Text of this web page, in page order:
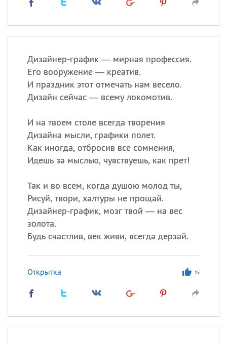
Дизайнер-график — мирная профессия.
Его вооружение — креатив.
И праздник этот отмечать нам весело.
Дизайн сейчас — всему локомотив.
И на твоем столе всегда творения
Дизайна мысли, графики полет.
Как иногда, отбросив все сомнения,
Идешь за мыслью, чувствуешь, как прет!
Так и во всем, когда душою молод ты,
Рисуй, твори, халтуры не прощай.
Дизайнер-график, мозг твой — на вес
золота.
Будь счастлив, век живи, всегда дерзай.
Открытка 15